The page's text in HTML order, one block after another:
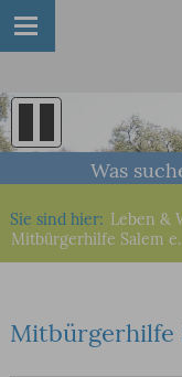
Sie sind hier: Leben &
Mitbürgerhilfe Salem e.
Was
Mitbürgerhilfe